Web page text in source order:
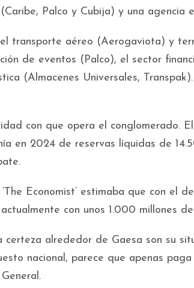
Palco y Cubija) y una agencia
transporte aéreo (Aerogaviota) y
de eventos (Palco), el sector
(Almacenes Universales, Transpak).
con que opera el conglomerado.
en 2024 de reservas líquidas de
Economist’ estimaba que con el
con unos 1.000 millones
alrededor de Gaesa son su
nacional, parece que apenas